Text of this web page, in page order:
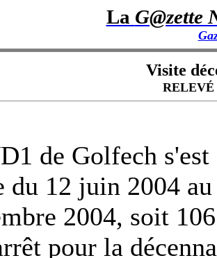
La G@zette
Visite
RELEVÉ
de Golfech s'est
du 12 juin 2004 au
2004, soit 106
pour la